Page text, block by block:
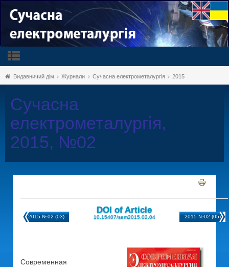
Видавничий дім Журнали Сучасна електрометалургія 2015
Сучасна
електрометалургія,
2015, №02
2015 №02 (03)
DOI of Article
10.15407/sem2015.02.04 2015 №02 (05)
Современная